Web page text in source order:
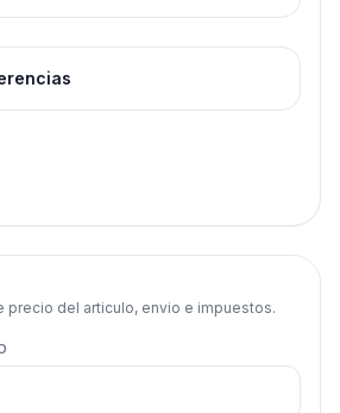
precio del articulo, envio e impuestos.